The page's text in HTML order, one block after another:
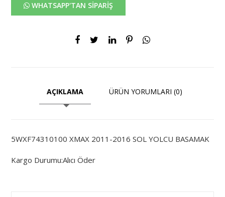
WHATSAPP'TAN SİPARİŞ
AÇIKLAMA ÜRÜN YORUMLARI (0)
5WXF74310100 XMAX 2011-2016 SOL YOLCU BASAMAK
Kargo Durumu:Alıcı Öder